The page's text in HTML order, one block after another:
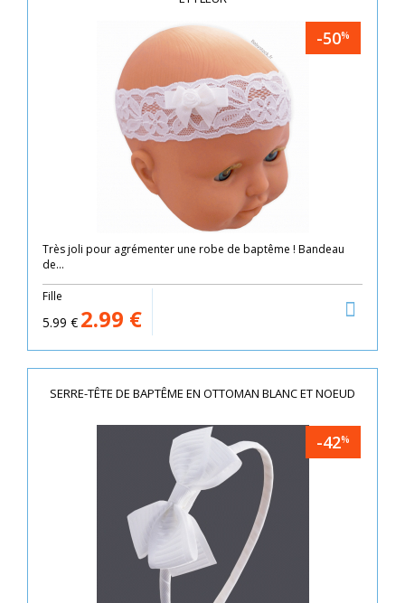
-50%
Très joli pour agrémenter une robe de baptême ! Bandeau
de...
Fille
5.99 € 2.99 €
SERRE-TÊTE DE BAPTÊME EN OTTOMAN BLANC ET NOEUD
-42%